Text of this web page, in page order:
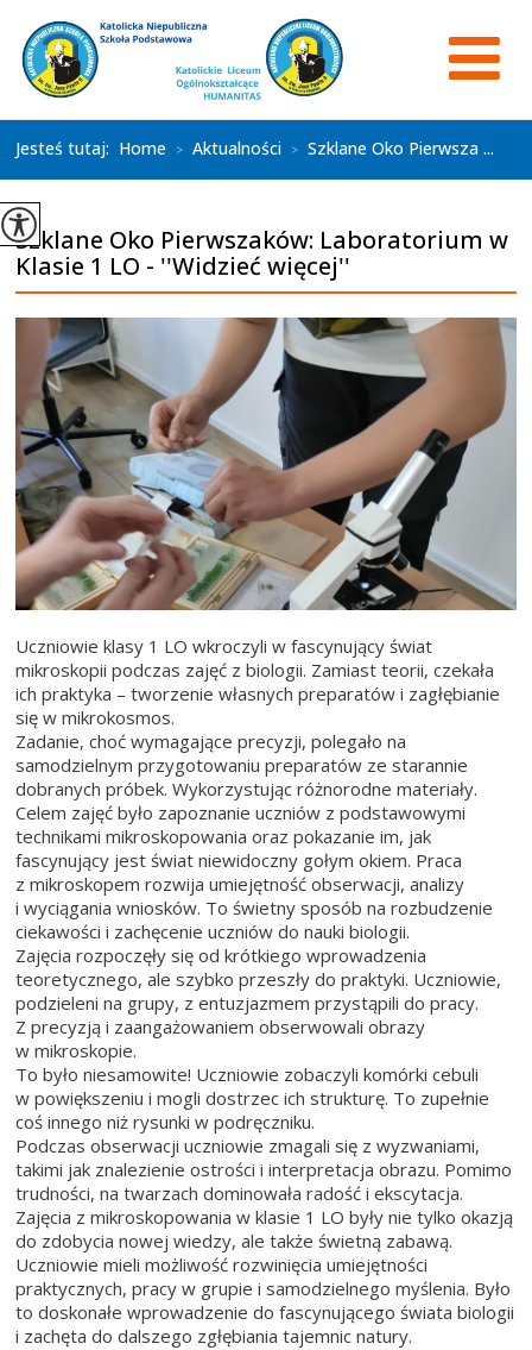
Jesteś tutaj: Home > Aktualności > Szklane Oko Pierwsza ...
Szklane Oko Pierwszaków: Laboratorium w
Klasie 1 LO - ''Widzieć więcej''
Uczniowie klasy 1 LO wkroczyli w fascynujący świat
mikroskopii podczas zajęć z biologii. Zamiast teorii, czekała
ich praktyka – tworzenie własnych preparatów i zagłębianie
się w mikrokosmos.
Zadanie, choć wymagające precyzji, polegało na
samodzielnym przygotowaniu preparatów ze starannie
dobranych próbek. Wykorzystując różnorodne materiały.
Celem zajęć było zapoznanie uczniów z podstawowymi
technikami mikroskopowania oraz pokazanie im, jak
fascynujący jest świat niewidoczny gołym okiem. Praca
z mikroskopem rozwija umiejętność obserwacji, analizy
i wyciągania wniosków. To świetny sposób na rozbudzenie
ciekawości i zachęcenie uczniów do nauki biologii.
Zajęcia rozpoczęły się od krótkiego wprowadzenia
teoretycznego, ale szybko przeszły do praktyki. Uczniowie,
podzieleni na grupy, z entuzjazmem przystąpili do pracy.
Z precyzją i zaangażowaniem obserwowali obrazy
w mikroskopie.
To było niesamowite! Uczniowie zobaczyli komórki cebuli
w powiększeniu i mogli dostrzec ich strukturę. To zupełnie
coś innego niż rysunki w podręczniku.
Podczas obserwacji uczniowie zmagali się z wyzwaniami,
takimi jak znalezienie ostrości i interpretacja obrazu. Pomimo
trudności, na twarzach dominowała radość i ekscytacja.
Zajęcia z mikroskopowania w klasie 1 LO były nie tylko okazją
do zdobycia nowej wiedzy, ale także świetną zabawą.
Uczniowie mieli możliwość rozwinięcia umiejętności
praktycznych, pracy w grupie i samodzielnego myślenia. Było
to doskonałe wprowadzenie do fascynującego świata biologii
i zachęta do dalszego zgłębiania tajemnic natury.